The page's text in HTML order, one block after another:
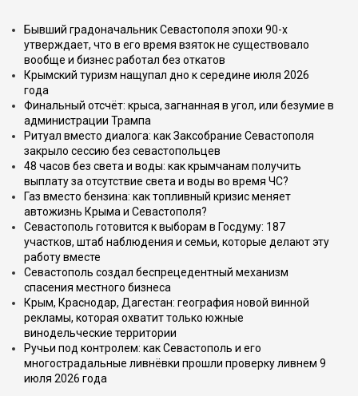
Бывший градоначальник Севастополя эпохи 90-х
утверждает, что в его время взяток не существовало
вообще и бизнес работал без откатов
Крымский туризм нащупал дно к середине июля 2026
года
Финальный отсчёт: крыса, загнанная в угол, или безумие в
администрации Трампа
Ритуал вместо диалога: как Заксобрание Севастополя
закрыло сессию без севастопольцев
48 часов без света и воды: как крымчанам получить
выплату за отсутствие света и воды во время ЧС?
Газ вместо бензина: как топливный кризис меняет
автожизнь Крыма и Севастополя?
Севастополь готовится к выборам в Госдуму: 187
участков, штаб наблюдения и семьи, которые делают эту
работу вместе
Севастополь создал беспрецедентный механизм
спасения местного бизнеса
Крым, Краснодар, Дагестан: география новой винной
рекламы, которая охватит только южные
винодельческие территории
Ручьи под контролем: как Севастополь и его
многострадальные ливнёвки прошли проверку ливнем 9
июля 2026 года